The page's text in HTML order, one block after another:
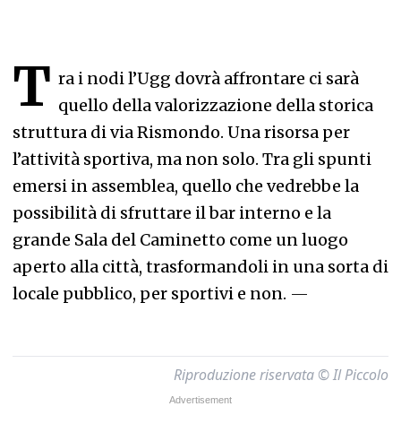
T ra i nodi l’Ugg dovrà affrontare ci sarà
quello della valorizzazione della storica
struttura di via Rismondo. Una risorsa per
l’attività sportiva, ma non solo. Tra gli spunti
emersi in assemblea, quello che vedrebbe la
possibilità di sfruttare il bar interno e la
grande Sala del Caminetto come un luogo
aperto alla città, trasformandoli in una sorta di
locale pubblico, per sportivi e non. —
Riproduzione riservata © Il Piccolo